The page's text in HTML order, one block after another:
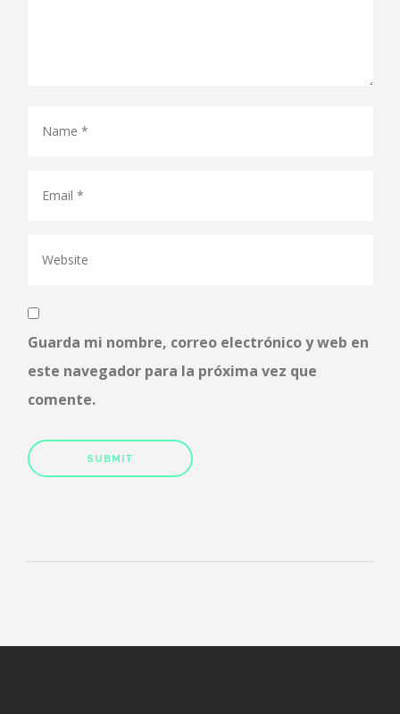
Guarda mi nombre, correo electrónico y web en
este navegador para la próxima vez que
comente.